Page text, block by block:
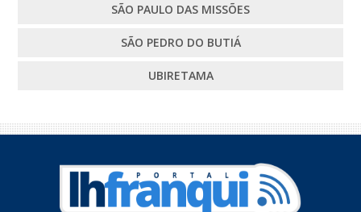
SÃO PAULO DAS MISSÕES
SÃO PEDRO DO BUTIÁ
UBIRETAMA